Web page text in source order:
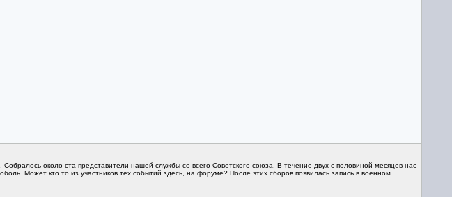
около ста представители нашей службы со всего Советского союза. В течение двух с половиной месяцев нас
Может кто то из участников тех событий здесь, на форуме? После этих сборов появилась запись в военном